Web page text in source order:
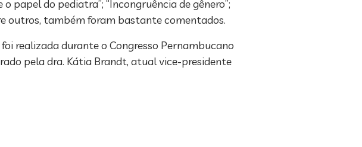
papel do pediatra”; “Incongruência de gênero”;
outros, também foram bastante comentados.
realizada durante o Congresso Pernambucano
pela dra. Kátia Brandt, atual vice-presidente